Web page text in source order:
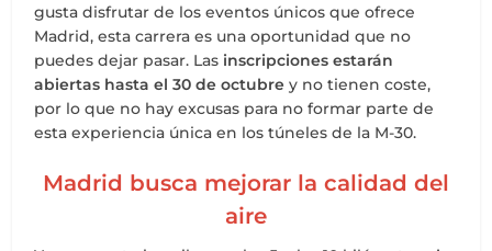
gusta disfrutar de los eventos únicos que ofrece
Madrid, esta carrera es una oportunidad que no
puedes dejar pasar. Las inscripciones estarán
abiertas hasta el 30 de octubre y no tienen coste,
por lo que no hay excusas para no formar parte de
esta experiencia única en los túneles de la M-30.
Madrid busca mejorar la calidad del
aire